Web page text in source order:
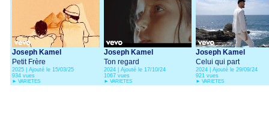
Joseph Kamel
Petit Frère
2025 | Ajouté le 15/03/25
934 vues
► VARIETES
Joseph Kamel
Ton regard
2024 | Ajouté le 17/10/24
1067 vues
► VARIETES
Joseph Kamel
Celui qui part
2024 | Ajouté le 29/09/24
921 vues
► VARIETES